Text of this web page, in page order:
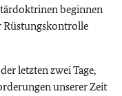
beginnen
Rüstungskontrolle
letzten zwei Tage,
unserer Zeit